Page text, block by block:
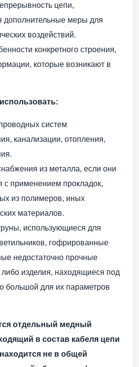
цепи,
дополнительные меры для
воздействий.
конкретного строения,
которые возникают в
систем
канализации, отопления,
из металла, если они
с применением прокладок,
из полимеров, иных
материалов.
использующиеся для
гофрированные
недостаточно прочные
изделия, находящиеся под
большой для их параметров
отдельный медный
в состав кабеля цепи
не в общей